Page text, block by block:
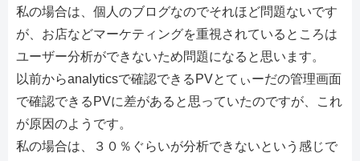
私の場合は、個人のブログなのでそれほど問題ないです
が、お店などマーケティングを重視されているところは
ユーザー分析ができないため問題になると思います。
以前からanalyticsで確認できるPVとてぃーだの管理画面
で確認できるPVに差があると思っていたのですが、これ
が原因のようです。
私の場合は、３０％ぐらいが分析できないという感じで